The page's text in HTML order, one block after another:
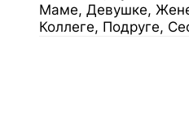
Маме, Девушке,
Коллеге, Подруге,